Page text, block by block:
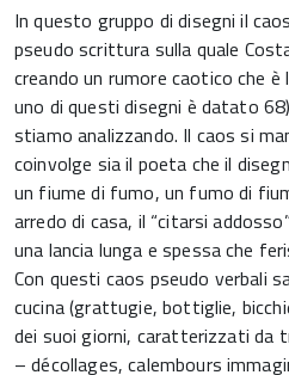
In questo gruppo di disegni il
pseudo scrittura sulla quale
creando un rumore caotico che
uno di questi disegni è datato
stiamo analizzando. Il caos si
coinvolge sia il poeta che il
un fiume di fumo, un fumo di
arredo di casa, il “citarsi
una lancia lunga e spessa che
Con questi caos pseudo verbali
cucina (grattugie, bottiglie,
dei suoi giorni, caratterizzati da
– décollages, calembours